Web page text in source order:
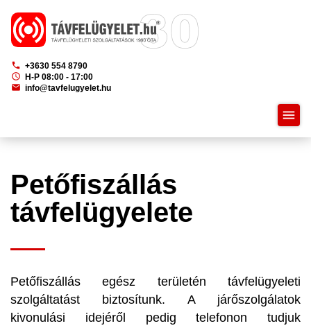
phone +3630 554 8790
schedule
H-P 08:00 - 17:00
mail info@tavfelugyelet.hu
menu
Petőfiszállás
távfelügyelete
Petőfiszállás egész területén távfelügyeleti
szolgáltatást biztosítunk. A járőszolgálatok
kivonulási idejéről pedig telefonon tudjuk